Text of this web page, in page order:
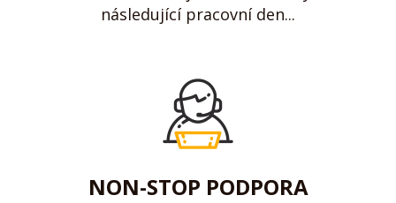
následující pracovní den...
NON-STOP PODPORA